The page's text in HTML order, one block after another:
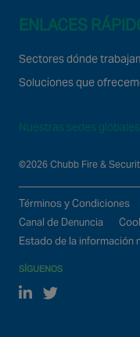
ENLACES
Sectores dónde
Soluciones que
Nuestras sedes globales
©2026 Chubb Fire &
Términos y Condiciones
Canal de Denuncia
Estado de la información
SÍGUENOS
Linked In